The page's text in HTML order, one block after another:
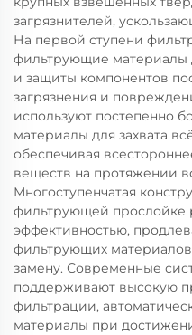
загрязнителей,
На первой ступени
фильтрующие материалы
и защиты компонентов
загрязнения и
используют постепенно
материалы для захвата
обеспечивая
веществ на протяжении
Многоступенчатая
фильтрующей прослойке
эффективностью,
фильтрующих
замену. Современные
поддерживают высокую
фильтрации,
материалы при